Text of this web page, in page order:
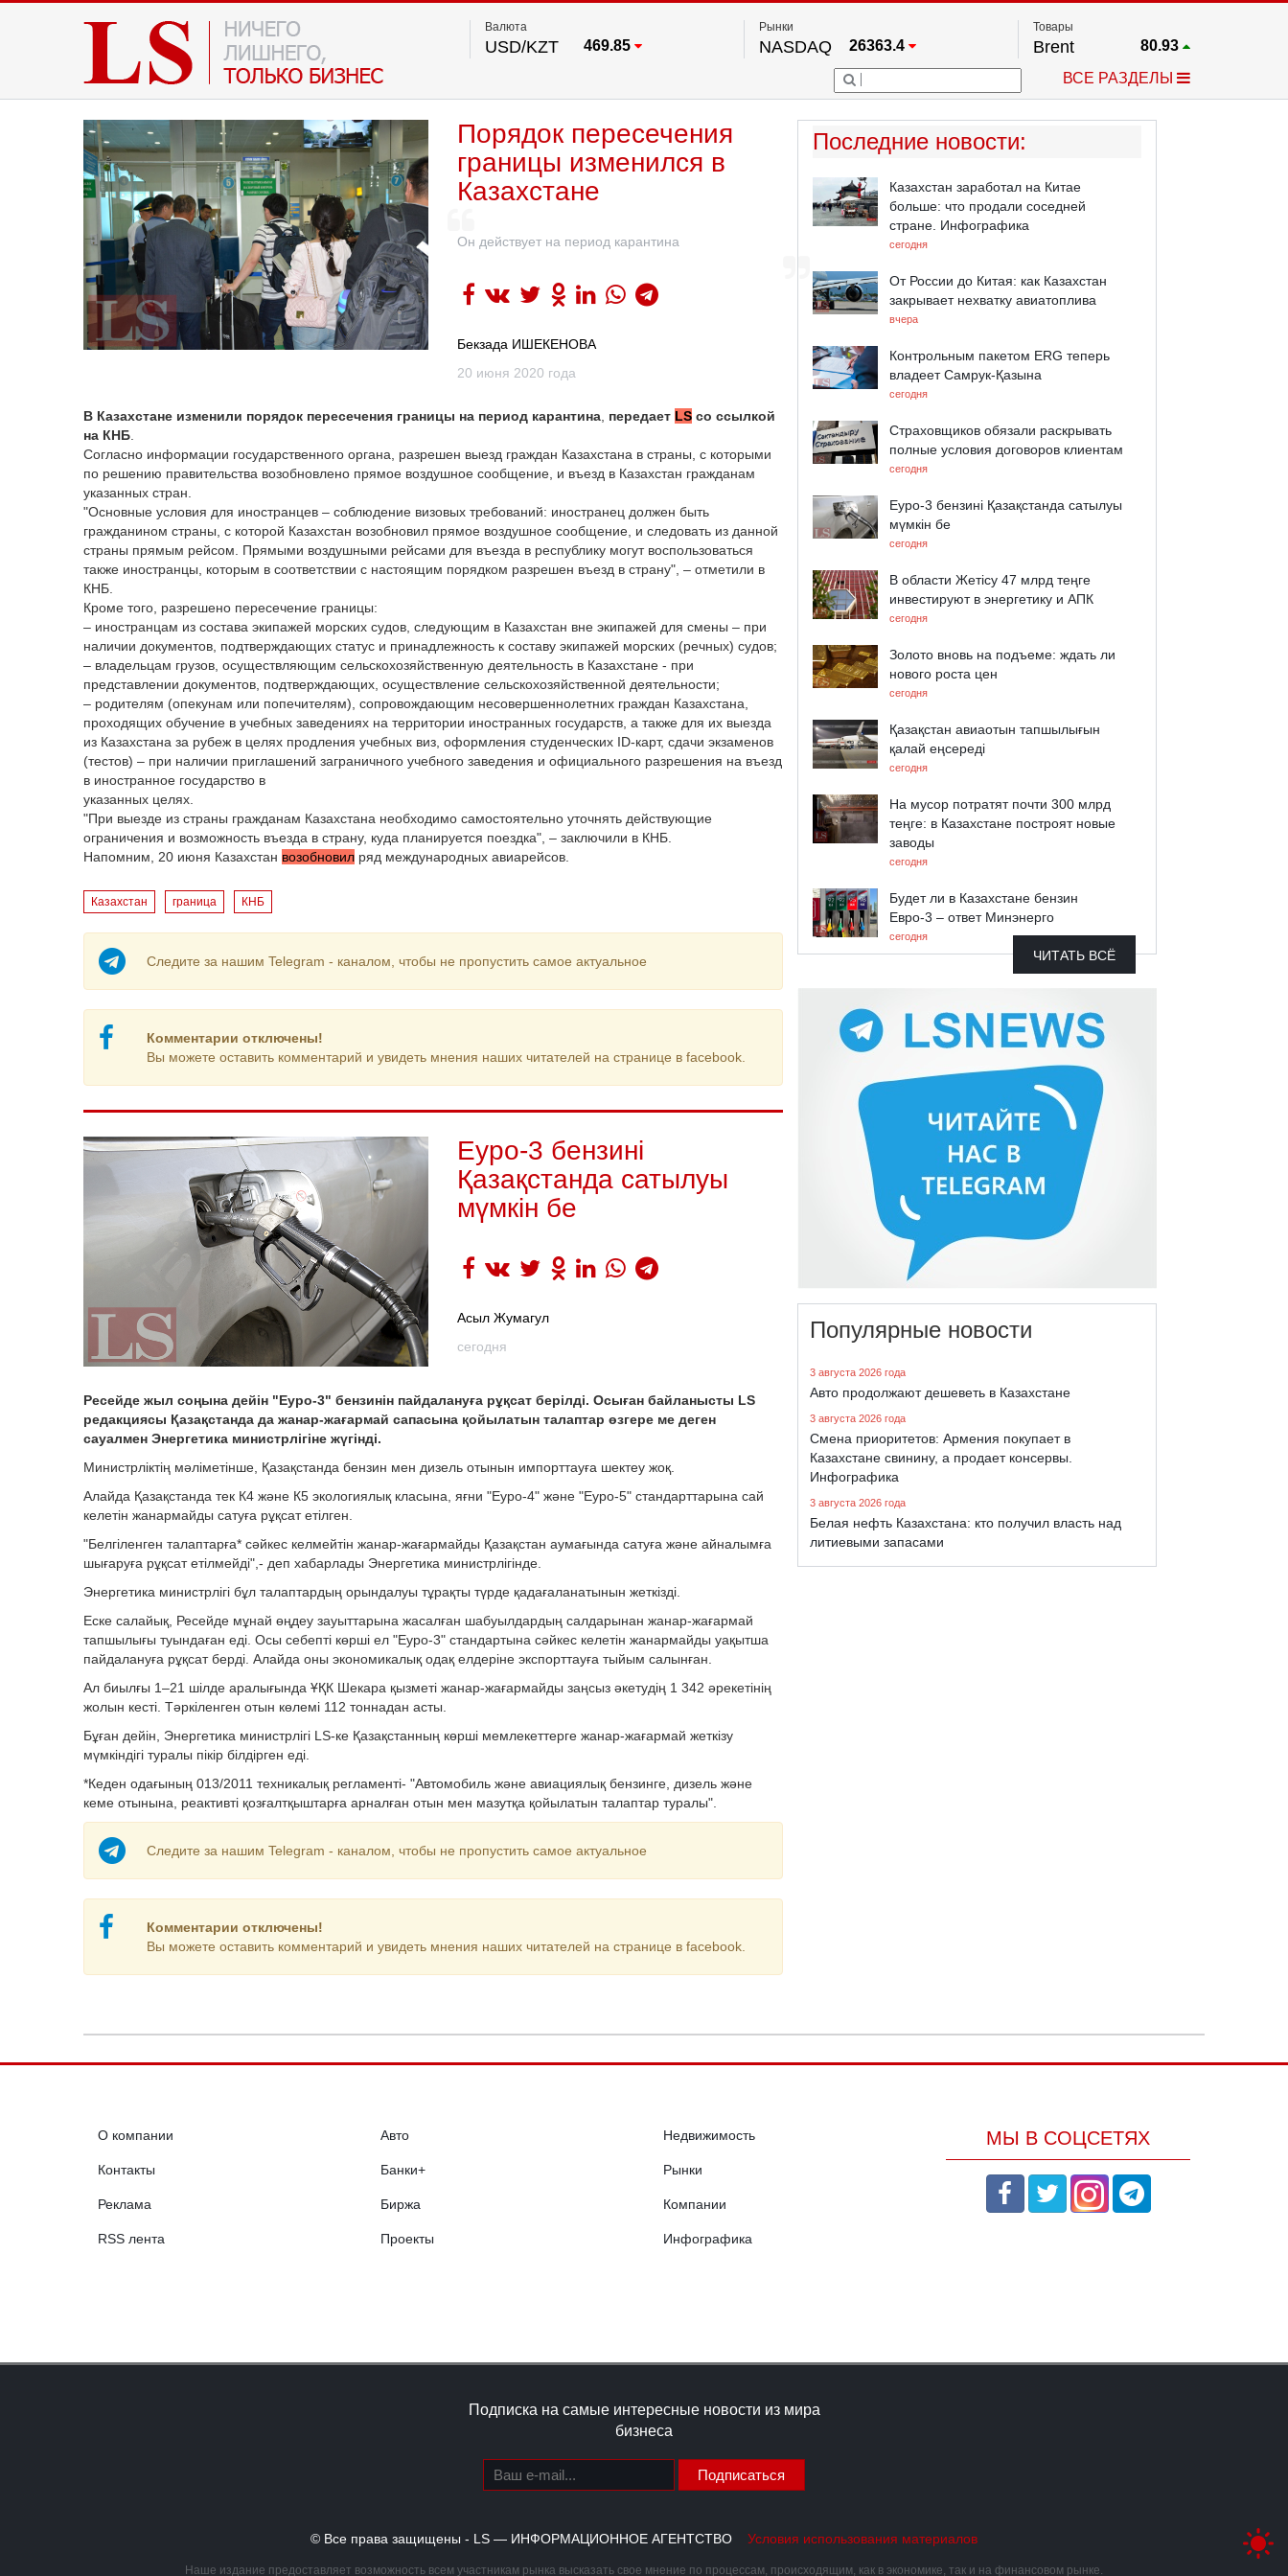
Валюта
USD/KZT 469.85
Рынки
NASDAQ 26363.4
FTSE 100 67.17
54349.1
S&P 500
24576
Товары
Brent 80.93
Платина
2.673
ВСЕ РАЗДЕЛЫ
Порядок пересечения
границы изменился в
Казахстане
Он действует на период карантина
Бекзада ИШЕКЕНОВА
20 июня 2020 года
В Казахстане изменили порядок пересечения границы на период карантина передает LS со ссылкой
на КНБ
Согласно информации государственного органа, разрешен выезд граждан Казахстана в страны, с которыми
по решению правительства возобновлено прямое воздушное сообщение, и въезд в Казахстан гражданам
указанных стран.
"Основные условия для иностранцев – соблюдение визовых требований: иностранец должен быть
гражданином страны, с которой Казахстан возобновил прямое воздушное сообщение, и следовать из данной
страны прямым рейсом. Прямыми воздушными рейсами для въезда в республику могут воспользоваться
также иностранцы, которым в соответствии с настоящим порядком разрешен въезд в страну", – отметили в
КНБ.
Кроме того, разрешено пересечение границы:
– иностранцам из состава экипажей морских судов, следующим в Казахстан вне экипажей для смены – при
наличии документов, подтверждающих статус и принадлежность к составу экипажей морских (речных) судов;
– владельцам грузов, осуществляющим сельскохозяйственную деятельность в Казахстане - при
представлении документов, подтверждающих, осуществление сельскохозяйственной деятельности;
– родителям (опекунам или попечителям), сопровождающим несовершеннолетних граждан Казахстана,
проходящих обучение в учебных заведениях на территории иностранных государств, а также для их выезда
из Казахстана за рубеж в целях продления учебных виз, оформления студенческих ID-карт, сдачи экзаменов
(тестов) – при наличии приглашений заграничного учебного заведения и официального разрешения на въезд
в иностранное государство в
указанных целях.
"При выезде из страны гражданам Казахстана необходимо самостоятельно уточнять действующие
ограничения и возможность въезда в страну, куда планируется поездка", – заключили в КНБ.
Напомним, 20 июня Казахстан возобновил ряд международных авиарейсов.
Казахстан граница КНБ
Следите за нашим Telegram - каналом, чтобы не пропустить самое актуальное
Комментарии отключены!
Вы можете оставить комментарий и увидеть мнения наших читателей на странице в facebook.
Еуро-3 бензині
Қазақстанда сатылуы
мүмкін бе
Асыл Жумагул
сегодня
Ресейде жыл соңына дейін "Еуро-3" бензинін пайдалануға рұқсат берілді. Осыған байланысты LS
редакциясы Қазақстанда да жанар-жағармай сапасына қойылатын талаптар өзгере ме деген
сауалмен Энергетика министрлігіне жүгінді.
Министрліктің мәліметінше, Қазақстанда бензин мен дизель отынын импорттауға шектеу жоқ.
Алайда Қазақстанда тек К4 және К5 экологиялық класына, яғни "Еуро-4" және "Еуро-5" стандарттарына сай
келетін жанармайды сатуға рұқсат етілген.
"Белгіленген талаптарға* сәйкес келмейтін жанар-жағармайды Қазақстан аумағында сатуға және айналымға
шығаруға рұқсат етілмейді",- деп хабарлады Энергетика министрлігінде.
Энергетика министрлігі бұл талаптардың орындалуы тұрақты түрде қадағаланатынын жеткізді.
Еске салайық, Ресейде мұнай өңдеу зауыттарына жасалған шабуылдардың салдарынан жанар-жағармай
тапшылығы туындаған еді. Осы себепті көрші ел "Еуро-3" стандартына сәйкес келетін жанармайды уақытша
пайдалануға рұқсат берді. Алайда оны экономикалық одақ елдеріне экспорттауға тыйым салынған.
Ал биылғы 1–21 шілде аралығында ҰҚК Шекара қызметі жанар-жағармайды заңсыз әкетудің 1 342 әрекетінің
жолын кесті. Тәркіленген отын көлемі 112 тоннадан асты.
Бұған дейін, Энергетика министрлігі LS-ке Қазақстанның көрші мемлекеттерге жанар-жағармай жеткізу
мүмкіндігі туралы пікір білдірген еді.
*Кеден одағының 013/2011 техникалық регламенті- "Автомобиль және авиациялық бензинге, дизель және
кеме отынына, реактивті қозғалтқыштарға арналған отын мен мазутқа қойылатын талаптар туралы".
Следите за нашим Telegram - каналом, чтобы не пропустить самое актуальное
Комментарии отключены!
Вы можете оставить комментарий и увидеть мнения наших читателей на странице в facebook.
Последние новости:
Казахстан заработал на Китае
больше: что продали соседней
стране. Инфографика
сегодня
От России до Китая: как Казахстан
закрывает нехватку авиатоплива
вчера
Контрольным пакетом ERG теперь
владеет Самрук-Қазына
сегодня
Страховщиков обязали раскрывать
полные условия договоров клиентам
сегодня
Еуро-3 бензині Қазақстанда сатылуы
мүмкін бе
сегодня
В области Жетісу 47 млрд теңге
инвестируют в энергетику и АПК
сегодня
Золото вновь на подъеме: ждать ли
нового роста цен
сегодня
Қазақстан авиаотын тапшылығын
қалай еңсереді
сегодня
На мусор потратят почти 300 млрд
теңге: в Казахстане построят новые
заводы
сегодня
Будет ли в Казахстане бензин
Евро-3 – ответ Минэнерго
сегодня
ЧИТАТЬ ВСЁ
Популярные новости
3 августа 2026 года
Авто продолжают дешеветь в Казахстане
3 августа 2026 года
Смена приоритетов: Армения покупает в
Казахстане свинину, а продает консервы.
Инфографика
3 августа 2026 года
Белая нефть Казахстана: кто получил власть над
литиевыми запасами
О компании
Контакты
Реклама
RSS лента
Авто
Банки+
Биржа
Проекты
Недвижимость
Рынки
Компании
Инфографика
МЫ В СОЦСЕТЯХ
Подписка на самые интересные новости из мира
бизнеса
Подписаться
© Все права защищены - LS — ИНФОРМАЦИОННОЕ АГЕНТСТВО Условия использования материалов
Наше издание предоставляет возможность всем участникам рынка высказать свое мнение по процессам, происходящим, как в экономике, так и на финансовом рынке.